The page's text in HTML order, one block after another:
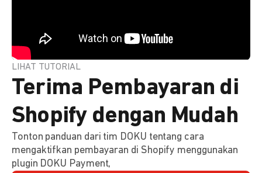
LIHAT TUTORIAL
Terima Pembayaran di
Shopify dengan Mudah
Tonton panduan dari tim DOKU tentang cara
mengaktifkan pembayaran di Shopify menggunakan
plugin DOKU Payment,